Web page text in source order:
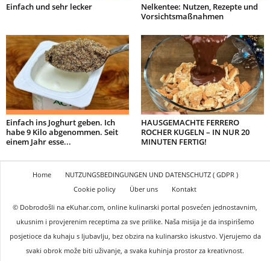
Einfach und sehr lecker
Nelkentee: Nutzen, Rezepte und
Vorsichtsmaßnahmen
Einfach ins Joghurt geben. Ich
habe 9 Kilo abgenommen. Seit
einem Jahr esse...
HAUSGEMACHTE FERRERO
ROCHER KUGELN – IN NUR 20
MINUTEN FERTIG!
Home
NUTZUNGSBEDINGUNGEN UND DATENSCHUTZ ( GDPR )
Cookie policy
Über uns
Kontakt
© Dobrodošli na eKuhar.com, online kulinarski portal posvećen jednostavnim,
ukusnim i provjerenim receptima za sve prilike. Naša misija je da inspirišemo
posjetioce da kuhaju s ljubavlju, bez obzira na kulinarsko iskustvo. Vjerujemo da
svaki obrok može biti uživanje, a svaka kuhinja prostor za kreativnost.